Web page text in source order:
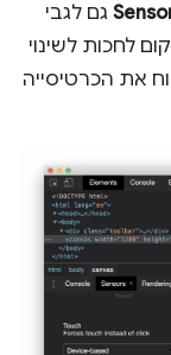
גם לגבי
לחכות לשינוי
את הכרטיסייה